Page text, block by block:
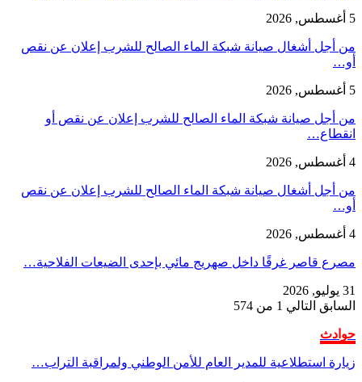
5 أغسطس, 2026
من أجل أشغال صيانة شبكة الماء الصالح للشرب إعلان عن نقص
أو…
5 أغسطس, 2026
من أجل صيانة شبكة الماء الصالح للشرب إعلان عن نقص أو
انقطاع…
4 أغسطس, 2026
من أجل أشغال صيانة شبكة الماء الصالح للشرب إعلان عن نقص
أو…
4 أغسطس, 2026
مصرع قاصر غرقًا داخل صهريج مائي بإحدى الضيعات الفلاحية…
31 يوليو, 2026
السابق التالي 1 من 574
حوادث
زيارة استطلاعية للمدير العام للأمن الوطني ولمراقبة التراب…